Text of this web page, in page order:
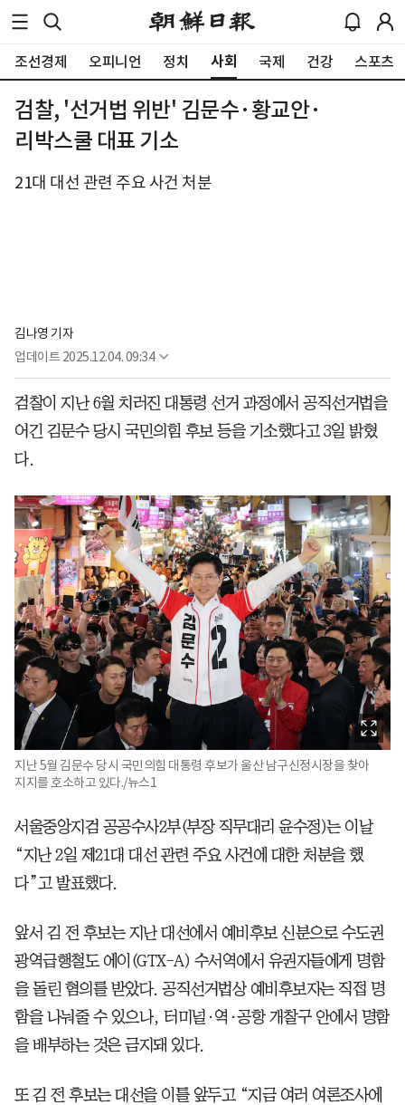
조선경제 오피니언 정치 사회 국제 건강 스포츠
검찰, '선거법 위반' 김문수·황교안·
리박스쿨 대표 기소
21대 대선 관련 주요 사건 처분
김나영 기자
업데이트 2025.12.04. 09:34
검찰이 지난 6월 치러진 대통령 선거 과정에서 공직선거법을
어긴 김문수 당시 국민의힘 후보 등을 기소했다고 3일 밝혔
다.
지난 5월 김문수 당시 국민의힘 대통령 후보가 울산 남구신정시장을 찾아
지지를 호소하고 있다./뉴스1
서울중앙지검 공공수사2부(부장 직무대리 윤수정)는 이날
“지난 2일 제21대 대선 관련 주요 사건에 대한 처분을 했
다”고 발표했다.
앞서 김 전 후보는 지난 대선에서 예비후보 신분으로 수도권
광역급행철도 에이(GTX-A) 수서역에서 유권자들에게 명함
을 돌린 혐의를 받았다. 공직선거법상 예비후보자는 직접 명
함을 나눠줄 수 있으나, 터미널·역·공항 개찰구 안에서 명함
을 배부하는 것은 금지돼 있다.
또 김 전 후보는 대선을 이틀 앞두고 “지금 여러 여론조사에